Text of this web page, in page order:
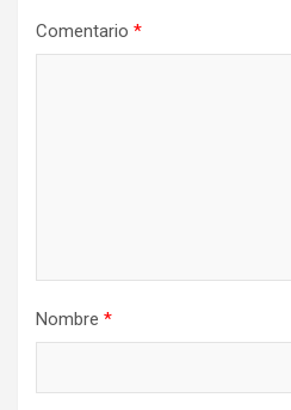
Comentario *
Nombre *